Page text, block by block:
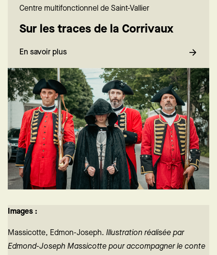
Centre multifonctionnel de Saint-Vallier
Sur les traces de la Corrivaux
En savoir plus
Images :
Massicotte, Edmon-Joseph. Illustration réalisée par
Edmond-Joseph Massicotte pour accompagner le conte